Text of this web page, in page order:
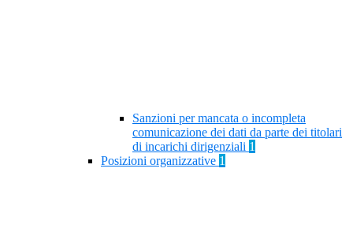
Sanzioni per mancata o incompleta
comunicazione dei dati da parte dei titolari
di incarichi dirigenziali 1
Posizioni organizzative 1